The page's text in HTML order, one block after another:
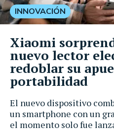
El nuevo dispositivo
un smartphone con un
el momento solo fue
INNOVACIÓN
Xiaomi
nuevo lector
redoblar su
portabilidad